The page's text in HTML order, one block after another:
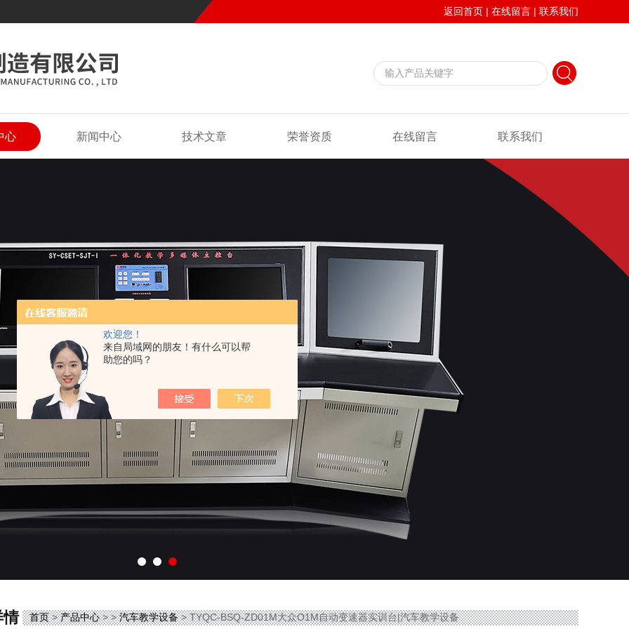
欢迎您！
来自局域网的朋友！有什么可以帮
助您的吗？
返回首页 | 在线留言 | 联系我们
心 新闻中心 技术文章 荣誉资质 在线留言 联系我们
情 首页>产品中心> >汽车教学设备> TYQC-BSQ-ZD01M大众O1M自动变速器实训台|汽车教学设备